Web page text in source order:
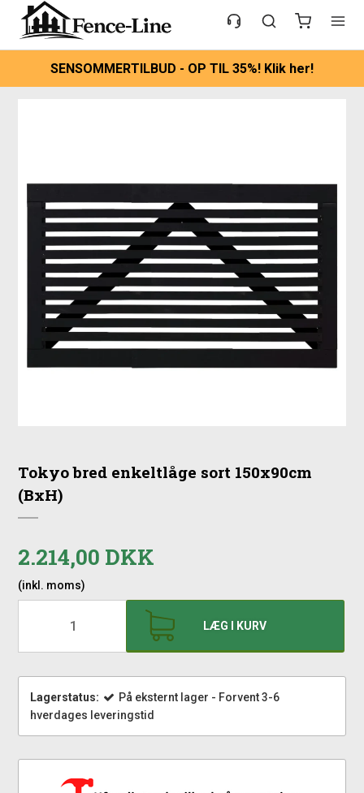
SENSOMMERTILBUD - OP TIL 35%! Klik her!
Tokyo bred enkeltlåge sort 150x90cm
(BxH)
2.214,00 DKK
(inkl. moms)
LÆG I KURV
Lagerstatus:
På eksternt lager - Forvent 3-6
hverdages leveringstid